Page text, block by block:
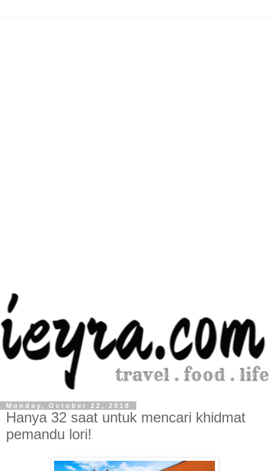
Monday, October 22, 2018
Hanya 32 saat untuk mencari khidmat
pemandu lori!